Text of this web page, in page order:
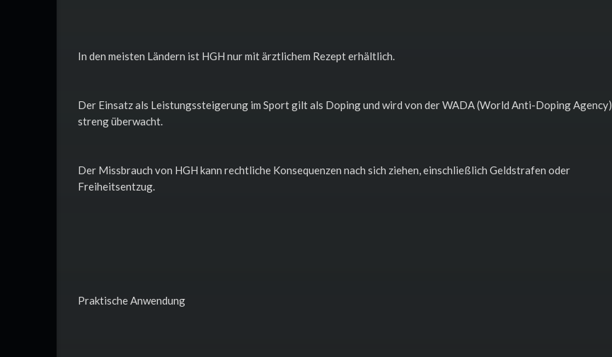
In den meisten Ländern ist HGH nur mit ärztlichem Rezept erhältlich.
Der Einsatz als Leistungssteigerung im Sport gilt als Doping und wird von der WADA (World Anti-Doping Agency)
streng überwacht.
Der Missbrauch von HGH kann rechtliche Konsequenzen nach sich ziehen, einschließlich Geldstrafen oder
Freiheitsentzug.
Praktische Anwendung